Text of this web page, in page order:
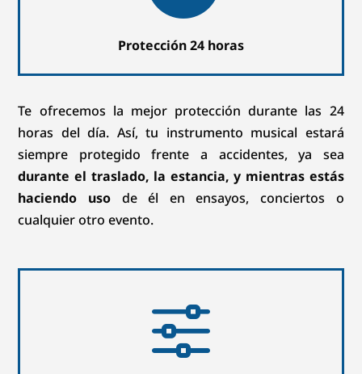
Protección 24 horas
Te ofrecemos la mejor protección durante las 24
horas del día. Así, tu instrumento musical estará
siempre protegido frente a accidentes, ya sea
durante el traslado, la estancia, y mientras estás
haciendo uso de él en ensayos, conciertos o
cualquier otro evento.
f